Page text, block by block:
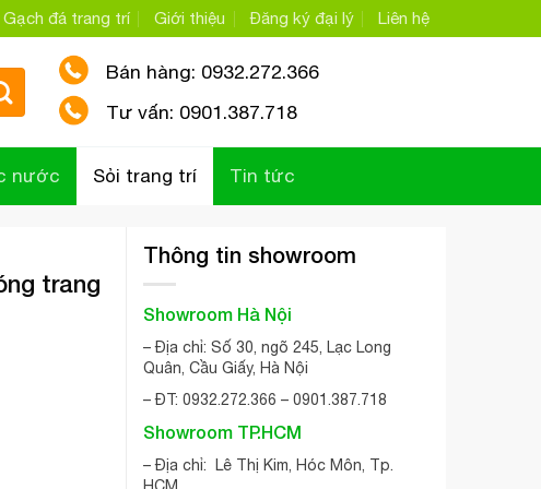
Gạch đá trang trí Giới thiệu Đăng ký đại lý Liên hệ
Bán hàng: 0932.272.366
Tư vấn: 0901.387.718
nước Sỏi trang trí Tin tức
trang
Thông tin showroom
Showroom Hà Nội
– Địa chỉ: Số 30, ngõ 245, Lạc Long
Quân, Cầu Giấy, Hà Nội
– ĐT: 0932.272.366 – 0901.387.718
Showroom TP.HCM
– Địa chỉ: Lê Thị Kim, Hóc Môn, Tp.
HCM